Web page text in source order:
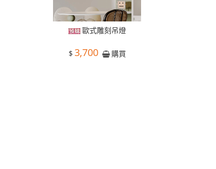
歐式雕刻吊燈
$ 3,700 購買